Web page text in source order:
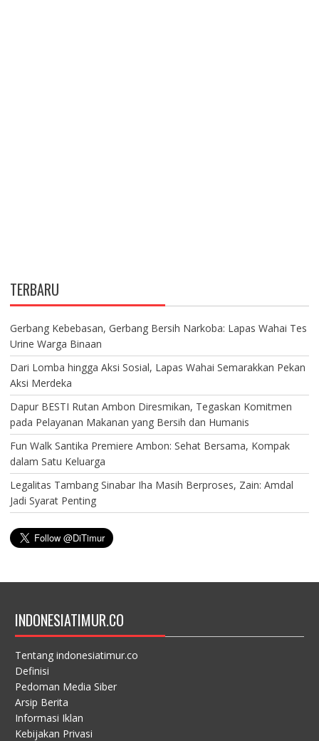
TERBARU
Gerbang Kebebasan, Gerbang Bersih Narkoba: Lapas Wahai Tes
Urine Warga Binaan
Dari Lomba hingga Aksi Sosial, Lapas Wahai Semarakkan Pekan
Aksi Merdeka
Dapur BESTI Rutan Ambon Diresmikan, Tegaskan Komitmen
pada Pelayanan Makanan yang Bersih dan Humanis
Fun Walk Santika Premiere Ambon: Sehat Bersama, Kompak
dalam Satu Keluarga
Legalitas Tambang Sinabar Iha Masih Berproses, Zain: Amdal
Jadi Syarat Penting
INDONESIATIMUR.CO
Tentang indonesiatimur.co
Definisi
Pedoman Media Siber
Arsip Berita
Informasi Iklan
Kebijakan Privasi